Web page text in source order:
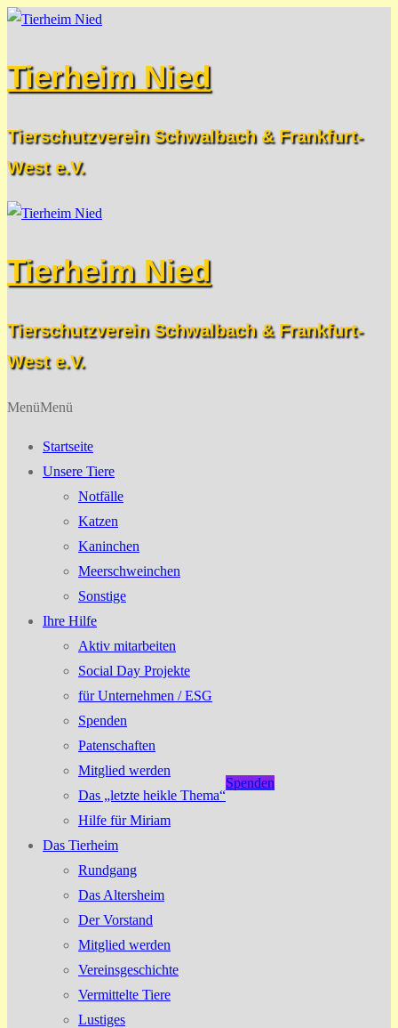
Zum
springen
Menü
Schließen
Tierheim Nied
Tierschutzverein Schwalbach & Frankfurt-
West e.V.
Tierheim Nied
Tierschutzverein Schwalbach & Frankfurt-
West e.V.
MenüMenü
Startseite
Unsere Tiere
Notfälle
Katzen
Kaninchen
Meerschweinchen
Sonstige
Ihre Hilfe
Aktiv mitarbeiten
Social Day Projekte
für Unternehmen / ESG
Spenden
Patenschaften
Mitglied werden
Das „letzte heikle Thema“
Hilfe für Miriam
Das Tierheim
Rundgang
Das Altersheim
Der Vorstand
Mitglied werden
Vereinsgeschichte
Vermittelte Tiere
Lustiges
Spenden